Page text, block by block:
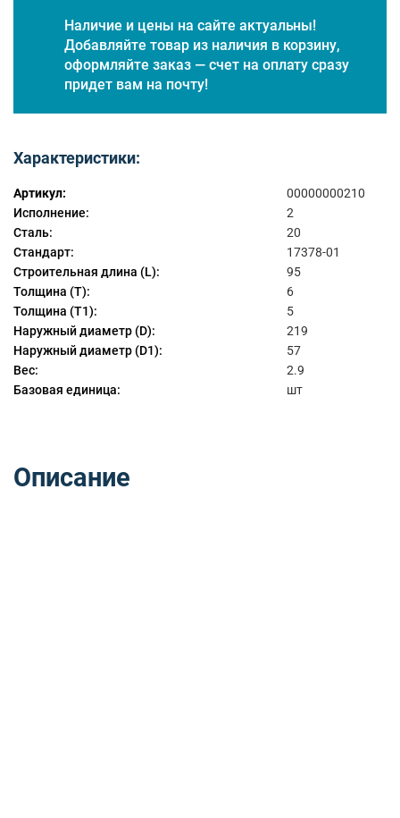
Наличие и цены на сайте актуальны!
Добавляйте товар из наличия в корзину,
оформляйте заказ — счет на оплату сразу
придет вам на почту!
Характеристики:
Артикул:
00000000210
Исполнение:
2
Сталь:
20
Стандарт:
17378-01
Строительная длина (L):
95
Толщина (T):
6
Толщина (T1):
5
Наружный диаметр (D):
219
Наружный диаметр (D1):
57
Вес:
2.9
Базовая единица:
шт
Описание